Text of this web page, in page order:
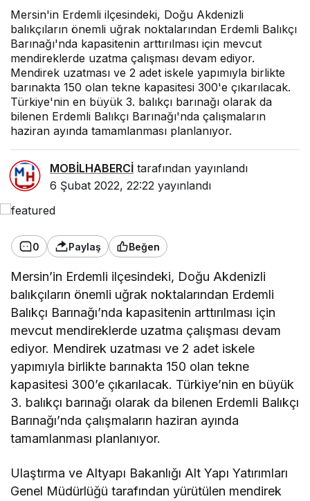
Mersin'in Erdemli ilçesindeki, Doğu Akdenizli
balıkçıların önemli uğrak noktalarından Erdemli Balıkçı
Barınağı'nda kapasitenin arttırılması için mevcut
mendireklerde uzatma çalışması devam ediyor.
Mendirek uzatması ve 2 adet iskele yapımıyla birlikte
barınakta 150 olan tekne kapasitesi 300'e çıkarılacak.
Türkiye'nin en büyük 3. balıkçı barınağı olarak da
bilenen Erdemli Balıkçı Barınağı'nda çalışmaların
haziran ayında tamamlanması planlanıyor.
MOBİLHABERCİ tarafından yayınlandı
6 Şubat 2022, 22:22 yayınlandı
0 Paylaş Beğen
Mersin’in Erdemli ilçesindeki, Doğu Akdenizli
balıkçıların önemli uğrak noktalarından Erdemli
Balıkçı Barınağı’nda kapasitenin arttırılması için
mevcut mendireklerde uzatma çalışması devam
ediyor. Mendirek uzatması ve 2 adet iskele
yapımıyla birlikte barınakta 150 olan tekne
kapasitesi 300’e çıkarılacak. Türkiye’nin en büyük
3. balıkçı barınağı olarak da bilenen Erdemli Balıkçı
Barınağı’nda çalışmaların haziran ayında
tamamlanması planlanıyor.
Ulaştırma ve Altyapı Bakanlığı Alt Yapı Yatırımları
Genel Müdürlüğü tarafından yürütülen mendirek